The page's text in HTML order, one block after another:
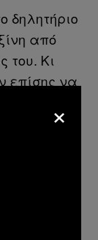
δηλητήριο
από
του. Κι
επίσης να
Ήταν
του
στους
ίσως
×